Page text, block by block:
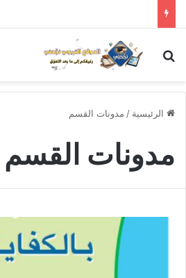
بحث عن
الرئيسية / مدونات القسم
مدونات القسم